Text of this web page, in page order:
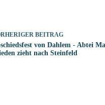
BEITRAG
von Dahlem - Abtei
zieht nach Steinfeld